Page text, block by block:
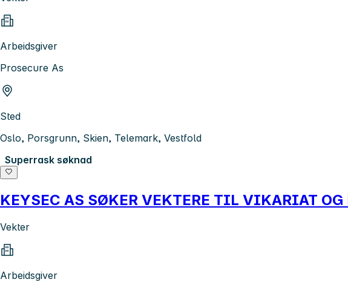
Arbeidsgiver
Prosecure As
Sted
Oslo, Porsgrunn, Skien, Telemark, Vestfold
Superrask søknad
KEYSEC AS SØKER VEKTERE TIL VIKARIAT
Vekter
Arbeidsgiver